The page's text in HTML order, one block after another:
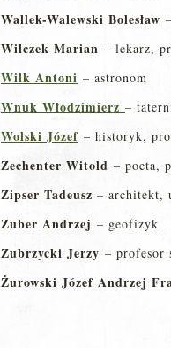
Wallek-Walewski Bolesław
Wilczek Marian – lekarz,
Wilk Antoni – astronom
Wnuk Włodzimierz –
Wolski Józef – historyk,
Zechenter Witold – poeta,
Zipser Tadeusz – architekt,
Zuber Andrzej – geofizyk
Zubrzycki Jerzy – profesor
Żurowski Józef Andrzej